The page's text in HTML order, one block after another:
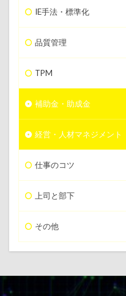
IE手法・標準化
品質管理
TPM
補助金・助成金
経営・人材マネジメント
仕事のコツ
上司と部下
その他